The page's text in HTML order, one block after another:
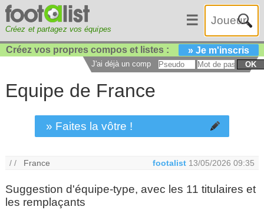
Créez et partagez vos équipes
☰
Créez vos propres compos et listes : » Je m'inscris
J'ai déjà un compte : OK
Equipe de France
» Faites la vôtre !
/ / France footalist 13/05/2026 09:35
Suggestion d'équipe-type, avec les 11 titulaires et
les remplaçants